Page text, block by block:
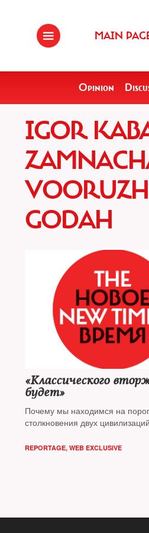
MAIN
Opinion
IGOR
GODAH
«Классического
будет»
Почему мы находимся на
столкновения двух цивилизаций
REPORTAGE, WEB EXCLUSIVE